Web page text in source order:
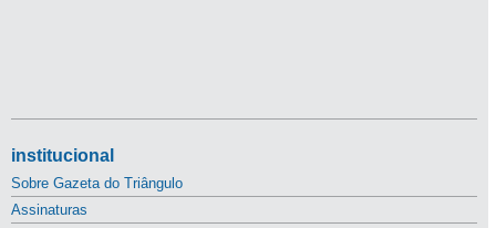
institucional
Sobre Gazeta do Triângulo
Assinaturas